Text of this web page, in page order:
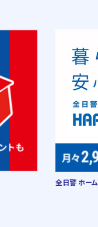
全日警 ホー